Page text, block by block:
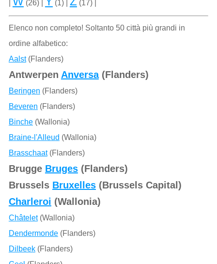
(26) | (1) | (17) |
Elenco non completo! Soltanto 50 città più grandi in
ordine alfabetico:
Aalst(Flanders)
Antwerpen Anversa(Flanders)
Beringen (Flanders)
Beveren (Flanders)
Binche(Wallonia)
Braine-l'Alleud (Wallonia)
Brasschaat(Flanders)
Brugge Bruges(Flanders)
Brussels Bruxelles(Brussels Capital)
Charleroi (Wallonia)
Châtelet(Wallonia)
Dendermonde(Flanders)
Dilbeek(Flanders)